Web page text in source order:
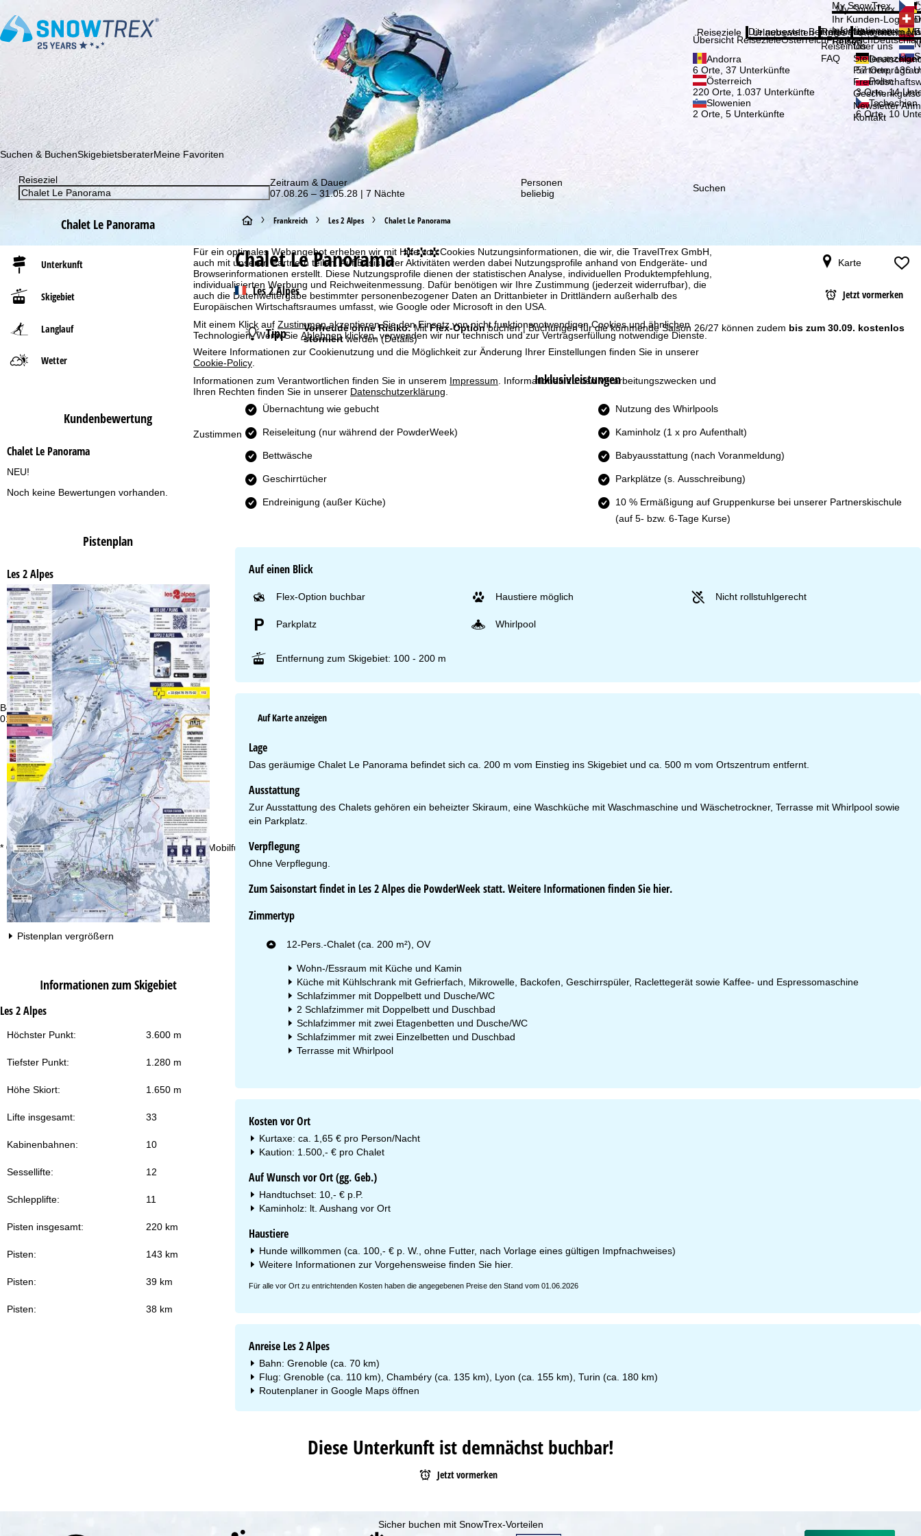
Für ein optimales Webangebot erheben wir mit Hilfe von Cookies Nutzungsinformationen, die wir, die TravelTrex GmbH,
auch mit unseren Partnern teilen. Auf Basis Ihrer Aktivitäten werden dabei Nutzungsprofile anhand von Endgeräte- und
Browserinformationen erstellt. Diese Nutzungsprofile dienen der statistischen Analyse, individuellen Produktempfehlung,
individualisierten Werbung und Reichweitenmessung. Dafür benötigen wir Ihre Zustimmung (jederzeit widerrufbar), die
auch die Datenweitergabe bestimmter personenbezogener Daten an Drittanbieter in Drittländern außerhalb des
Europäischen Wirtschaftsraumes umfasst, wie Google oder Microsoft in den USA.
Mit einem Klick auf Zustimmenakzeptieren Sie den Einsatz von nicht funktionsnotwendigen Cookies und ähnlichen
Technologien. Wenn Sie Ablehnenklicken, verwenden wir nur technisch und zur Vertragserfüllung notwendige Dienste.
Weitere Informationen zur Cookienutzung und die Möglichkeit zur Änderung Ihrer Einstellungen finden Sie in unserer
Cookie-Policy
Informationen zum Verantwortlichen finden Sie in unserem Impressum . Informationen zu den Verarbeitungszwecken und
Ihren Rechten finden Sie in unserer Datenschutzerklärung
Zustimmen
Beratung
01806 77 35 00 00 *
* 0,20 € inkl. MwSt./Anruf aus den dt. Fest- und Mobilfunknetzen
Mo-Do:
Zur Kontaktseite
Beratung
Abonnieren Sie unseren Newsletter und erfahren Sie als Erster von unseren Rabatt-Aktionen!
My SnowTrex
My SnowTrex
Ihr Kunden-Login
Informationen rund
Reisen.
Reiseziele
Übersicht ReisezieleÖsterreichFrankreich
Andorra
6 Orte, 37 Unterkünfte
57 Orte, 136
Österreich
220 Orte, 1.037 Unterkünfte
Polen
3 Orte, 14
Slowenien
2 Orte, 5 Unterkünfte
Tschechien
6 Orte, 10
Urlaubswelten
Die neuesten Beiträge aus unserem
Infos
Reiseinfos
Reiseinfos
FAQ
Unternehmen
Über uns
Über uns
Newsletter
Kontakt
Suchen & BuchenSkigebietsberaterMeine Favoriten
Reiseziel
Zeitraum & Dauer
07.08.26 – 31.05.28 | 7 Nächte
Personen
beliebig
Suchen
Chalet Le Panorama
Unterkunft
Skigebiet
Langlauf
Wetter
Kundenbewertung
Chalet Le Panorama
NEU!
Noch keine Bewertungen vorhanden.
Pistenplan
Les 2 Alpes
Pistenplan vergrößern
Informationen zum Skigebiet
Les 2 Alpes
Höchster Punkt: 3.600 m
Tiefster Punkt: 1.280 m
Höhe Skiort: 1.650 m
Lifte insgesamt: 33
Kabinenbahnen: 10
Sessellifte: 12
Schlepplifte: 11
Pisten insgesamt: 220 km
Pisten: 143 km
Pisten: 39 km
Pisten: 38 km
S
t
a
r
t
s
e
i
e
Frankreich Les 2 Alpes Chalet Le Panorama
Chalet Le Panorama °°°
Les 2 Alpes
Karte
Jetzt vormerken
Tipp Vorfreude ohne Risiko:MitFlex-Optionbuchen | Buchungen für die kommende Saison 26/27 können zudem bis zum 30.09. kostenlos
storniertwerden(Details)
Inklusivleistungen
Übernachtung wie gebucht
Reiseleitung (nur während der PowderWeek)
Bettwäsche
Geschirrtücher
Endreinigung (außer Küche)
Nutzung des Whirlpools
Kaminholz (1 x pro Aufenthalt)
Babyausstattung (nach Voranmeldung)
Parkplätze (s. Ausschreibung)
10 % Ermäßigung auf Gruppenkurse bei unserer Partnerskischule
(auf 5- bzw. 6-Tage Kurse)
Auf einen Blick
Flex-Option buchbar Haustiere möglich Nicht rollstuhlgerecht
Parkplatz Whirlpool
Entfernung zum Skigebiet: 100 - 200 m
Auf Karte anzeigen
Lage
Das geräumige Chalet Le Panorama befindet sich ca. 200 m vom Einstieg ins Skigebiet und ca. 500 m vom Ortszentrum entfernt.
Ausstattung
Zur Ausstattung des Chalets gehören ein beheizter Skiraum, eine Waschküche mit Waschmaschine und Wäschetrockner, Terrasse mit Whirlpool sowie
ein Parkplatz.
Verpflegung
Ohne Verpflegung.
Zum Saisonstart findet in Les 2 Alpes die PowderWeek statt. Weitere Informationen finden Siehier.
Zimmertyp
12-Pers.-Chalet (ca. 200 m²), OV
Wohn-/Essraum mit Küche und Kamin
Küche mit Kühlschrank mit Gefrierfach, Mikrowelle, Backofen, Geschirrspüler, Raclettegerät sowie Kaffee- und Espressomaschine
Schlafzimmer mit Doppelbett und Dusche/WC
2 Schlafzimmer mit Doppelbett und Duschbad
Schlafzimmer mit zwei Etagenbetten und Dusche/WC
Schlafzimmer mit zwei Einzelbetten und Duschbad
Terrasse mit Whirlpool
Kosten vor Ort
Kurtaxe: ca. 1,65 € pro Person/Nacht
Kaution: 1.500,- € pro Chalet
Auf Wunsch vor Ort (gg. Geb.)
Handtuchset: 10,- € p.P.
Kaminholz: lt. Aushang vor Ort
Haustiere
Hunde willkommen (ca. 100,- € p. W., ohne Futter, nach Vorlage eines gültigen Impfnachweises)
Weitere Informationen zur Vorgehensweise finden Sie hier.
Für alle vor Ort zu entrichtenden Kosten haben die angegebenen Preise den Stand vom 01.06.2026
Anreise Les 2 Alpes
Bahn: Grenoble (ca. 70 km)
Flug: Grenoble (ca. 110 km), Chambéry (ca. 135 km), Lyon (ca. 155 km), Turin (ca. 180 km)
Routenplaner in Google Mapsöffnen
Diese Unterkunft ist demnächst buchbar!
Jetzt vormerken
Sicher buchen mit SnowTrex-Vorteilen